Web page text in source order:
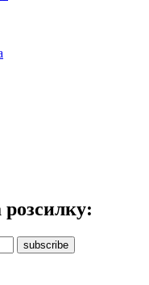
subscribe